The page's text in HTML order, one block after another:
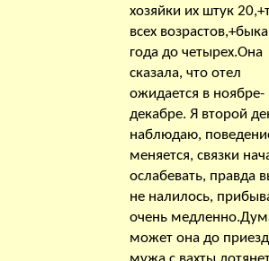
хозяйки их штук
всех
года до четырех.Она
сказала, что отел
ожидается в ноябре-
декабре. Я второй
наблюдаю,
меняется, связки
ослабевать, правда
не налилось,
очень
может она до